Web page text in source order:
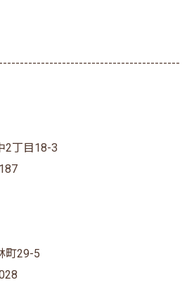
2丁目18-3
町29-5